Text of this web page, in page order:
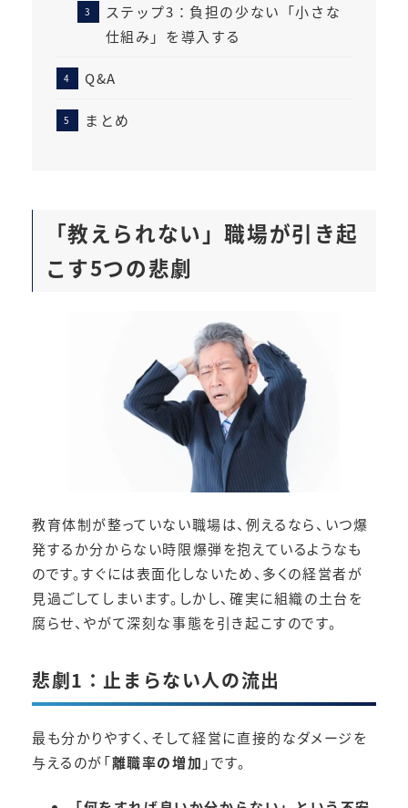
ステップ3：負担の少ない「小さな
仕組み」を導入する
Q&A
まとめ
「教えられない」職場が引き起
こす5つの悲劇
教育体制が整っていない職場は、例えるなら、いつ爆
発するか分からない時限爆弾を抱えているようなも
のです。すぐには表面化しないため、多くの経営者が
見過ごしてしまいます。しかし、確実に組織の土台を
腐らせ、やがて深刻な事態を引き起こすのです。
悲劇1：止まらない人の流出
最も分かりやすく、そして経営に直接的なダメージを
与えるのが「離職率の増加 」です。